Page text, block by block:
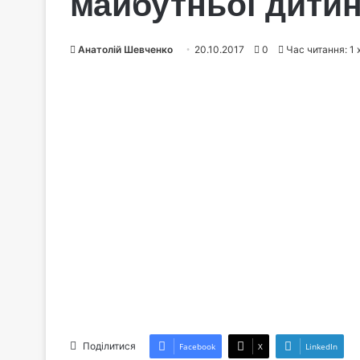
Анатолій Шевченко 20.10.2017 0 Час читання: 1
Поділитися Facebook X LinkedIn